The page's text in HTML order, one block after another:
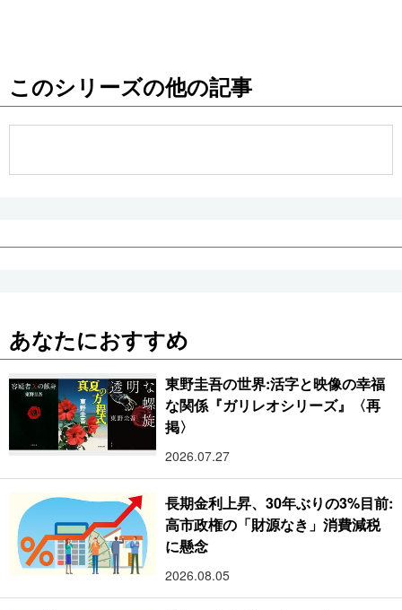
公式SNS
このシリーズの他の記事
あなたにおすすめ
東野圭吾の世界:活字と映像の幸福
な関係『ガリレオシリーズ』〈再
掲〉
2026.07.27
長期金利上昇、30年ぶりの3%目前:
高市政権の「財源なき」消費減税
に懸念
2026.08.05